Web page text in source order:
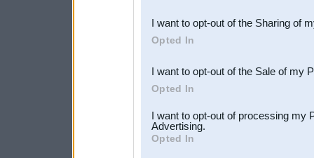
Downstream Participants
third parties.
I want to opt-out of the Sharing of
Opted In
I want to opt-out of the Sale of my
Opted In
I want to opt-out of processing my
Advertising.
Opted In